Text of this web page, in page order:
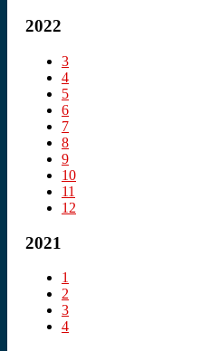
2022
3
4
5
6
7
8
9
10
11
12
2021
1
2
3
4